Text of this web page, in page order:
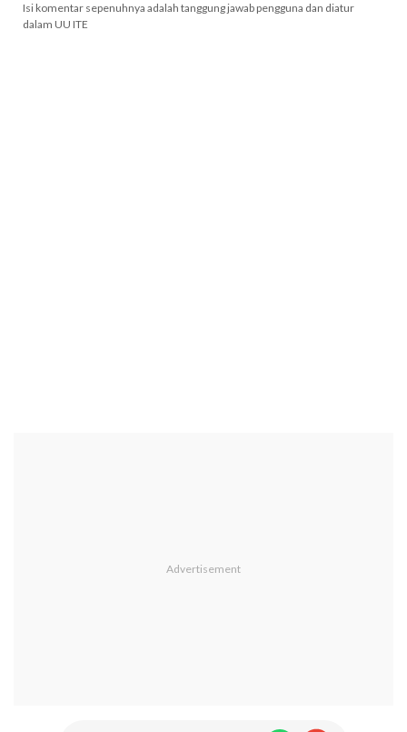
Isi komentar sepenuhnya adalah tanggung jawab pengguna dan diatur
dalam UU ITE